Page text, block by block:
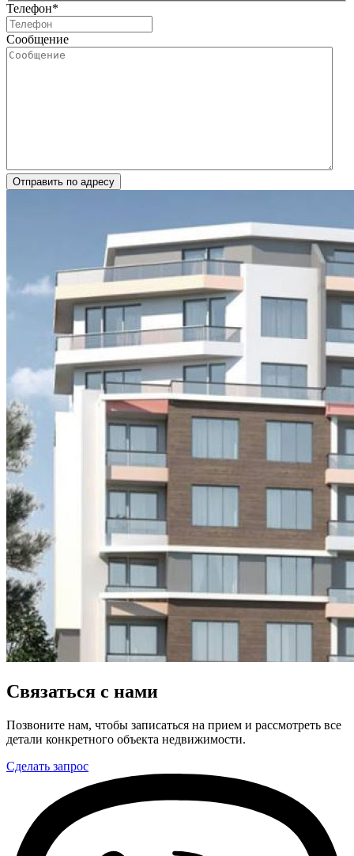
Телефон*
Сообщение
Отправить по адресу
Связаться с нами
Позвоните нам, чтобы записаться на прием и рассмотреть все
детали конкретного объекта недвижимости.
Сделать запрос